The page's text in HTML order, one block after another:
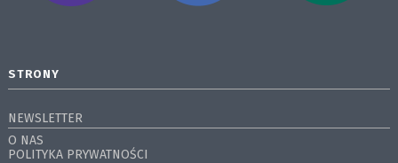
STRONY
NEWSLETTER
O NAS
POLITYKA PRYWATNOŚCI